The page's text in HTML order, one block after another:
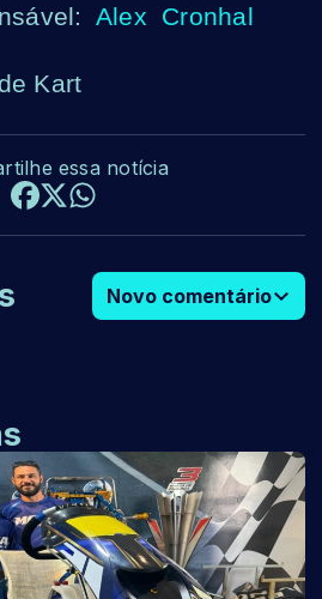
Alex Cronhal
Kart
essa notícia
Novo comentário